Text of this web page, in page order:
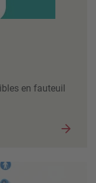
en fauteuil